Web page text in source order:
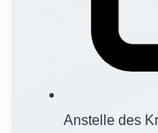
Anstelle des